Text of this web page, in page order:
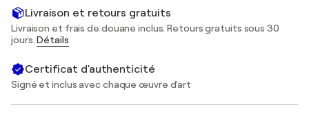
Livraison et retours gratuits
Livraison et frais de douane inclus. Retours gratuits sous 30
jours.Détails
Certificat d'authenticité
Signé et inclus avec chaque œuvre d'art